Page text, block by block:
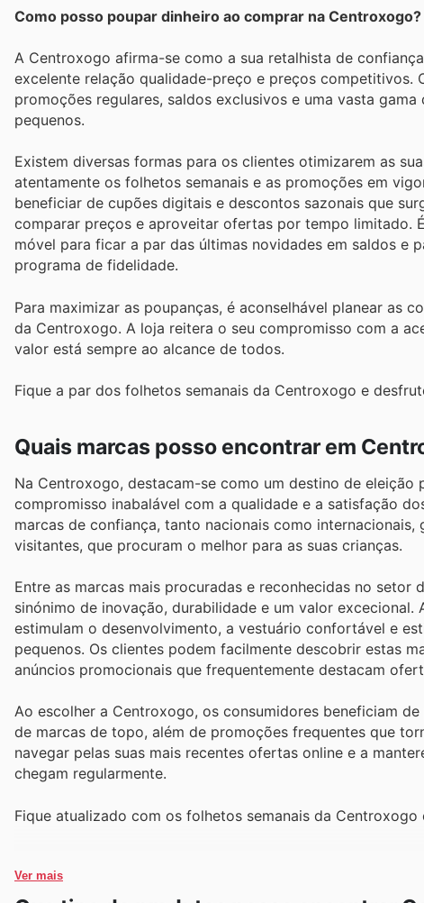
Como posso poupar dinheiro ao comprar na Centroxogo?
A Centroxogo afirma-se como a sua retalhista de
excelente relação qualidade-preço e preços
promoções regulares, saldos exclusivos e uma vasta
pequenos.
Existem diversas formas para os clientes otimizarem as
atentamente os folhetos semanais e as promoções em
beneficiar de cupões digitais e descontos sazonais que
comparar preços e aproveitar ofertas por tempo limitado.
móvel para ficar a par das últimas novidades em saldos e
programa de fidelidade.
Para maximizar as poupanças, é aconselhável planear as
da Centroxogo. A loja reitera o seu compromisso com a
valor está sempre ao alcance de todos.
Fique a par dos folhetos semanais da Centroxogo e
Quais marcas posso encontrar em
Na Centroxogo, destacam-se como um destino de
compromisso inabalável com a qualidade e a satisfação
marcas de confiança, tanto nacionais como
visitantes, que procuram o melhor para as suas crianças.
Entre as marcas mais procuradas e reconhecidas no
sinónimo de inovação, durabilidade e um valor
estimulam o desenvolvimento, a vestuário confortável e
pequenos. Os clientes podem facilmente descobrir estas
anúncios promocionais que frequentemente destacam
Ao escolher a Centroxogo, os consumidores beneficiam
de marcas de topo, além de promoções frequentes que
navegar pelas suas mais recentes ofertas online e a
chegam regularmente.
Fique atualizado com os folhetos semanais da
Ver mais